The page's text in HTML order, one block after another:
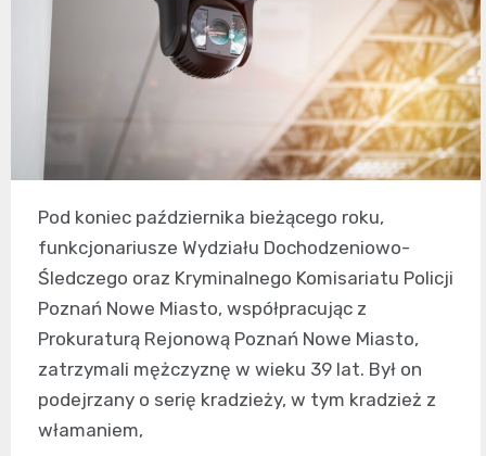
Pod koniec października bieżącego roku,
funkcjonariusze Wydziału Dochodzeniowo-
Śledczego oraz Kryminalnego Komisariatu Policji
Poznań Nowe Miasto, współpracując z
Prokuraturą Rejonową Poznań Nowe Miasto,
zatrzymali mężczyznę w wieku 39 lat. Był on
podejrzany o serię kradzieży, w tym kradzież z
włamaniem,